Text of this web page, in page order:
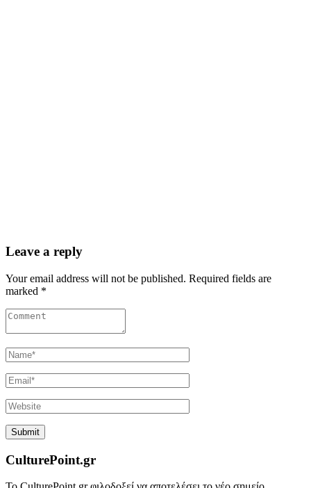
Leave a reply
Your email address will not be published. Required fields are
marked *
CulturePoint.gr